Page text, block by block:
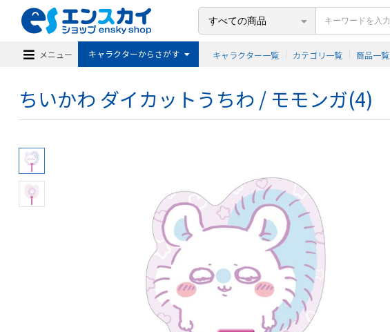
メニュー キャラクターからさがす キャラクター一覧 カテゴリ一覧 商品一覧
ちいかわ ダイカットうちわ / モモンガ(4)